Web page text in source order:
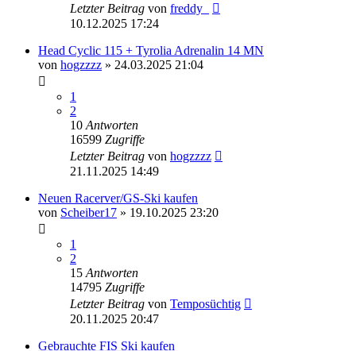
Letzter Beitrag von freddy_
10.12.2025 17:24
Head Cyclic 115 + Tyrolia Adrenalin 14 MN
von hogzzzz » 24.03.2025 21:04
1
2
10 Antworten
16599 Zugriffe
Letzter Beitrag von hogzzzz
21.11.2025 14:49
Neuen Racerver/GS-Ski kaufen
von Scheiber17 » 19.10.2025 23:20
1
2
15 Antworten
14795 Zugriffe
Letzter Beitrag von Temposüchtig
20.11.2025 20:47
Gebrauchte FIS Ski kaufen